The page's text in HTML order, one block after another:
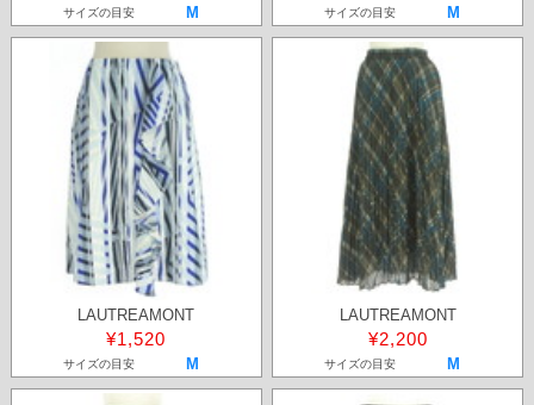
サイズの目安 M サイズの目安 M
LAUTREAMONT
¥1,520
サイズの目安 M
LAUTREAMONT
¥2,200
サイズの目安 M